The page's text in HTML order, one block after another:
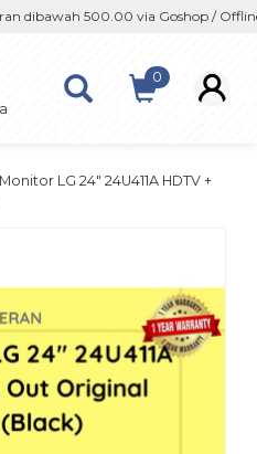
dibawah 500.00 via Goshop / Offline
0
LG 24″ 24U411A HDTV +